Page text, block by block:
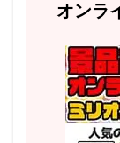
オンラ